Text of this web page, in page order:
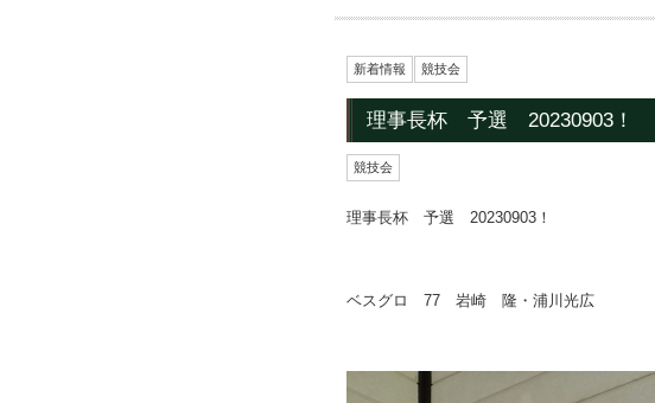
新着情報 競技会
理事長杯 予選 20230903！
競技会
理事長杯 予選 20230903！
ベスグロ 77 岩崎 隆・浦川光広